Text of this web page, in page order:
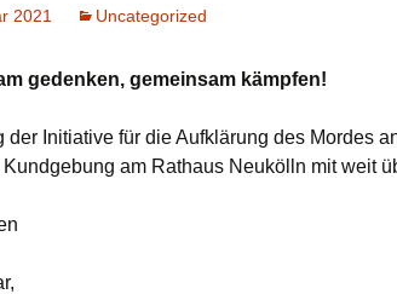
2021 Uncategorized
gedenken, gemeinsam kämpfen!
der Initiative für die Aufklärung des Mordes
Kundgebung am Rathaus Neukölln mit weit